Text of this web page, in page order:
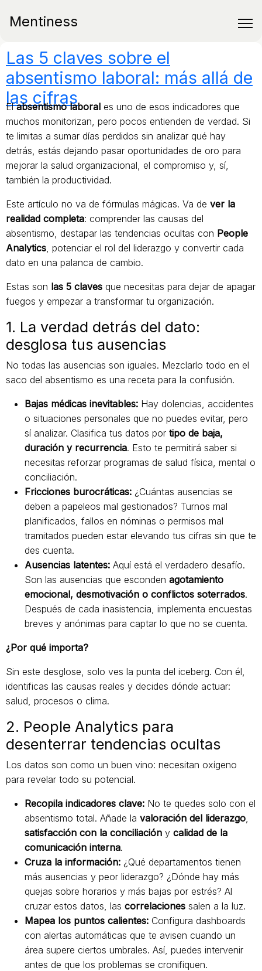
Mentiness
Las 5 claves sobre el
absentismo laboral: más allá de
las cifras
Elabsentismo laboral es uno de esos indicadores que
muchos monitorizan, pero pocos entienden de verdad. Si
te limitas a sumar días perdidos sin analizar qué hay
detrás, estás dejando pasar oportunidades de oro para
mejorar la salud organizacional, el compromiso y, sí,
también la productividad.
Este artículo no va de fórmulas mágicas. Va de ver la
realidad completa: comprender las causas del
absentismo, destapar las tendencias ocultas con People
Analytics, potenciar el rol del liderazgo y convertir cada
dato en una palanca de cambio.
Estas son las 5 claves que necesitas para dejar de apagar
fuegos y empezar a transformar tu organización.
1. La verdad detrás del dato:
desglosa tus ausencias
No todas las ausencias son iguales. Mezclarlo todo en el
saco del absentismo es una receta para la confusión.
Bajas médicas inevitables: Hay dolencias, accidentes
o situaciones personales que no puedes evitar, pero
sí analizar. Clasifica tus datos por tipo de baja,
duración y recurrencia. Esto te permitirá saber si
necesitas reforzar programas de salud física, mental o
conciliación.
Fricciones burocráticas: ¿Cuántas ausencias se
deben a papeleos mal gestionados? Turnos mal
planificados, fallos en nóminas o permisos mal
tramitados pueden estar elevando tus cifras sin que te
des cuenta.
Ausencias latentes: Aquí está el verdadero desafío.
Son las ausencias que esconden agotamiento
emocional, desmotivación o conflictos soterrados.
Después de cada inasistencia, implementa encuestas
breves y anónimas para captar lo que no se cuenta.
¿Por qué importa?
Sin este desglose, solo ves la punta del iceberg. Con él,
identificas las causas reales y decides dónde actuar:
salud, procesos o clima.
2. People Analytics para
desenterrar tendencias ocultas
Los datos son como un buen vino: necesitan oxígeno
para revelar todo su potencial.
Recopila indicadores clave: No te quedes solo con el
absentismo total. Añade la valoración del liderazgo,
satisfacción con la conciliación y calidad de la
comunicación interna.
Cruza la información: ¿Qué departamentos tienen
más ausencias y peor liderazgo? ¿Dónde hay más
quejas sobre horarios y más bajas por estrés? Al
cruzar estos datos, las correlaciones salen a la luz.
Mapea los puntos calientes: Configura dashboards
con alertas automáticas que te avisen cuando un
área supere ciertos umbrales. Así, puedes intervenir
antes de que los problemas se cronifiquen.